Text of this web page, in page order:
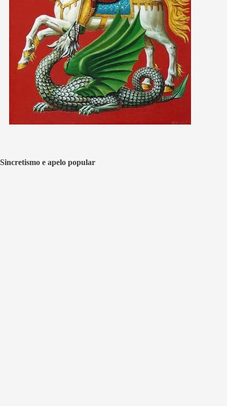
Sincretismo e apelo popular